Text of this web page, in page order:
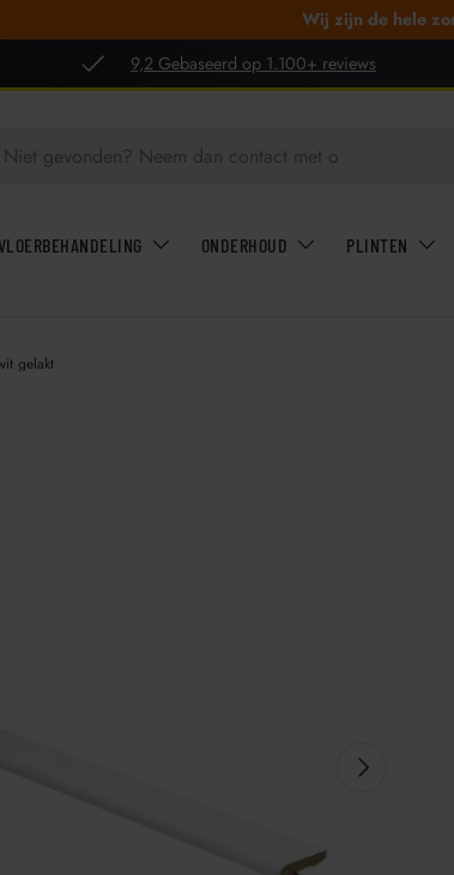
Wij zijn de hele
9,2 Gebaseerd op 1.100+ reviews
VLOERBEHANDELING ONDERHOUD PLINTEN
gelakt
VOLGENDE